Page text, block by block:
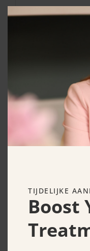
Murad
TIJDELIJKE
Boost